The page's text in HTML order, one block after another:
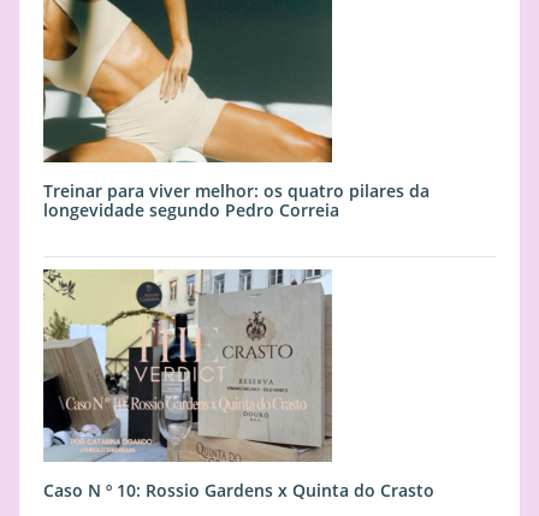
Treinar para viver melhor: os quatro pilares da
longevidade segundo Pedro Correia
Caso N º 10: Rossio Gardens x Quinta do Crasto